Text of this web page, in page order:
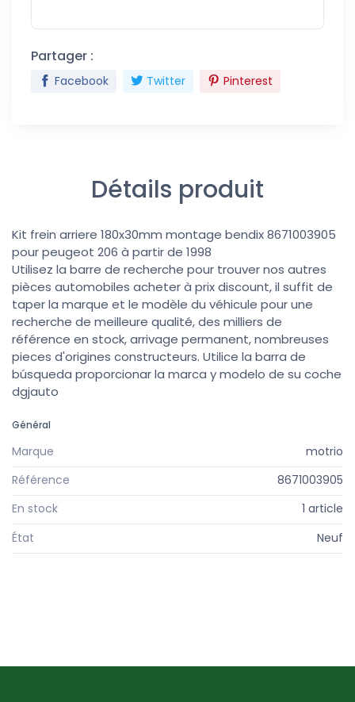
Partager :
Facebook Twitter Pinterest
Détails produit
Kit frein arriere 180x30mm montage bendix 8671003905
pour peugeot 206 à partir de 1998
Utilisez la barre de recherche pour trouver nos autres
pièces automobiles acheter à prix discount, il suffit de
taper la marque et le modèle du véhicule pour une
recherche de meilleure qualité, des milliers de
référence en stock, arrivage permanent, nombreuses
pieces d'origines constructeurs. Utilice la barra de
búsqueda proporcionar la marca y modelo de su coche
dgjauto
Général
Marque
motrio
Référence
8671003905
En stock
1 article
État
Neuf